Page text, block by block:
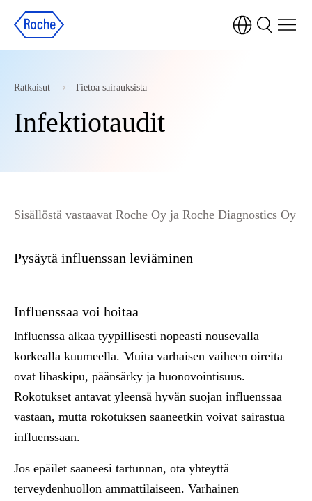
Ratkaisut Tietoa sairauksista
Infektiotaudit
Sisällöstä vastaavat Roche Oy ja Roche Diagnostics Oy
Pysäytä influenssan leviäminen
Influenssaa voi hoitaa
lnfluenssa alkaa tyypillisesti nopeasti nousevalla
korkealla kuumeella. Muita varhaisen vaiheen oireita
ovat lihaskipu, päänsärky ja huonovointisuus.
Rokotukset antavat yleensä hyvän suojan influenssaa
vastaan, mutta rokotuksen saaneetkin voivat sairastua
influenssaan.
Jos epäilet saaneesi tartunnan, ota yhteyttä
terveydenhuollon ammattilaiseen. Varhainen